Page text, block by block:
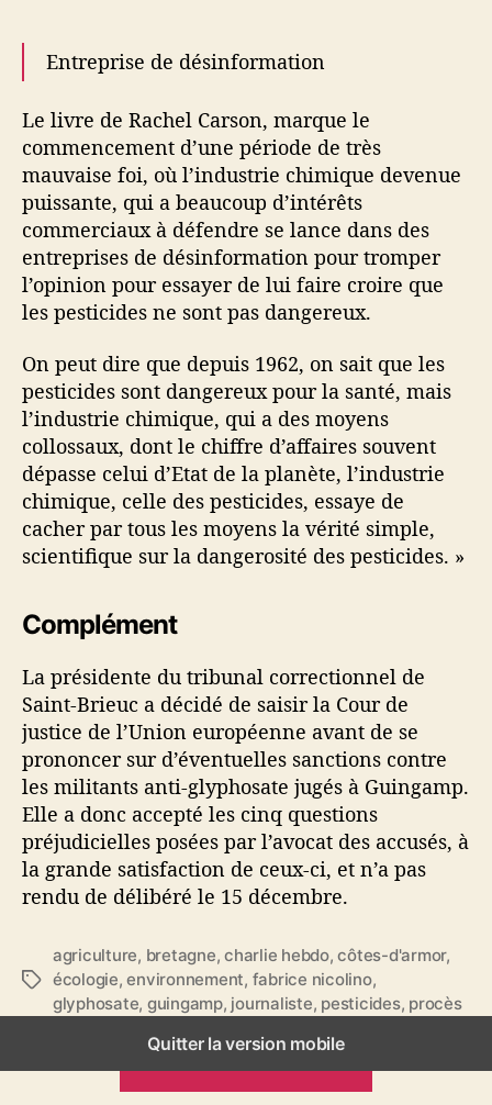
Entreprise de désinformation
Le livre de Rachel Carson, marque le
commencement d’une période de très
mauvaise foi, où l’industrie chimique devenue
puissante, qui a beaucoup d’intérêts
commerciaux à défendre se lance dans des
entreprises de désinformation pour tromper
l’opinion pour essayer de lui faire croire que
les pesticides ne sont pas dangereux.
On peut dire que depuis 1962, on sait que les
pesticides sont dangereux pour la santé, mais
l’industrie chimique, qui a des moyens
collossaux, dont le chiffre d’affaires souvent
dépasse celui d’Etat de la planète, l’industrie
chimique, celle des pesticides, essaye de
cacher par tous les moyens la vérité simple,
scientifique sur la dangerosité des pesticides. »
Complément
La présidente du tribunal correctionnel de
Saint-Brieuc a décidé de saisir la Cour de
justice de l’Union européenne avant de se
prononcer sur d’éventuelles sanctions contre
les militants anti-glyphosate jugés à Guingamp.
Elle a donc accepté les cinq questions
préjudicielles posées par l’avocat des accusés, à
la grande satisfaction de ceux-ci, et n’a pas
rendu de délibéré le 15 décembre.
É
u
agriculture, bretagne,charlie hebdo,côtes-d'armor,
écologie,environnement, fabrice nicolino,
glyphosate, guingamp, journaliste, pesticides, procès
Quitter la version mobile